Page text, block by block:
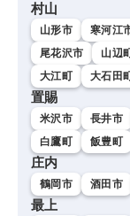
村山
山形市 寒河江
尾花沢市
山辺
大江町
大石田
置賜
米沢市 長井市
白鷹町
飯豊町
庄内
鶴岡市 酒田市
最上